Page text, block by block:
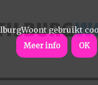
gebruikt
Meer info OK